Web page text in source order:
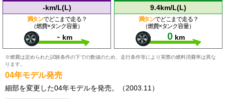
-km/L(L)
満タンでどこまで走る？
（燃費×タンク容量）
- km
9.4km/L(L)
満タンでどこまで走る？
（燃費×タンク容量）
0 km
※燃費は定められた試験条件の下での数値のため、走行条件等により実際の燃料消費率は異な
ります。
04年モデル発売
細部を変更した04年モデルを発売。（2003.11）